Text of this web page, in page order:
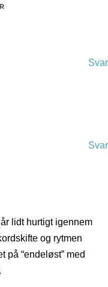
Svar
Svar
lidt hurtigt igennem
og rytmen
på “endeløst” med